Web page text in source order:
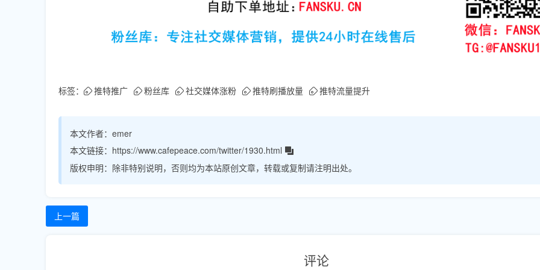
标签： 推特推广 粉丝库 社交媒体涨粉 推特刷播放量 推特流量提升
本文作者： emer
本文链接： https://www.cafepeace.com/twitter/1930.html
版权申明： 除非特别说明，否则均为本站原创文章，转载或复制请注明出处。
上一篇
评论